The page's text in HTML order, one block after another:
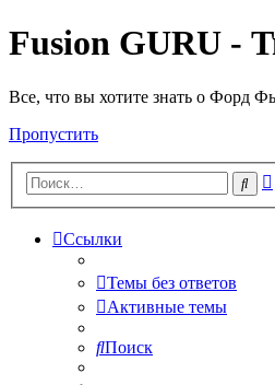
Fusion GURU -
Все, что вы хотите знать о Форд
Пропустить
Ссылки
Темы без ответов
Активные темы
Поиск